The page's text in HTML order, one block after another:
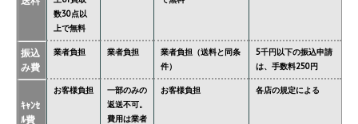
数30点以
上で無料
振込
み費
業者負担 業者負担
業者負担（送料と同条
件）
5千円以下の振込申請
は、手数料250円
ｷｬﾝｾ
ﾙ費
お客様負担
一部のみの
返送不可。
費用は業者
お客様負担 各店の規定による